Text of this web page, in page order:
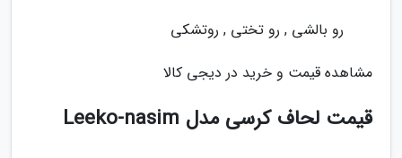
رو بالشی , رو تختی , روتشکی
مشاهده قیمت و خرید در دیجی کالا
قیمت لحاف کرسی مدل Leeko-nasim